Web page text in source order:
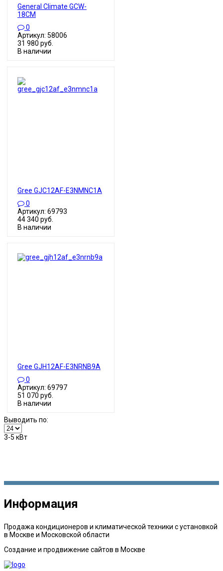
General Climate GCW-
18CM
0
Артикул: 58006
31 980 руб.
В наличии
Gree GJC12AF-E3NMNC1A
0
Артикул: 69793
44 340 руб.
В наличии
Gree GJH12AF-E3NRNB9A
0
Артикул: 69797
51 070 руб.
В наличии
Выводить по:
3-5 кВт
Информация
Продажа кондиционеров и климатической техники с установкой
в Москве и Московской области
Создание и продвижение сайтов в Москве